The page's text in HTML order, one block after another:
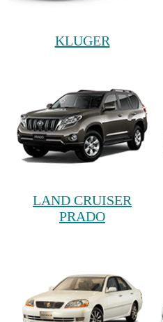
KLUGER
LAND CRUISER
PRADO